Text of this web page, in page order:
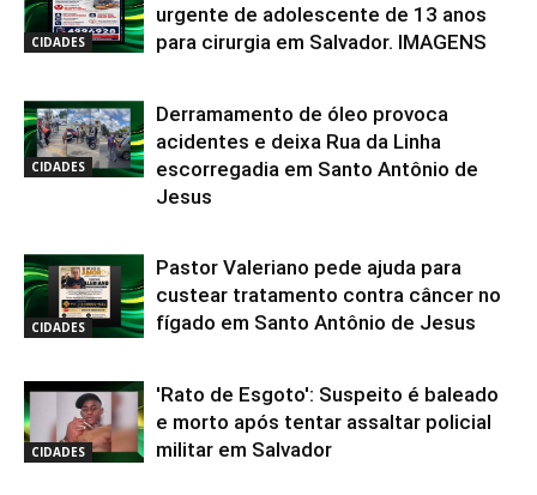
CIDADES
urgente de adolescente de 13 anos
para cirurgia em Salvador. IMAGENS
CIDADES
Derramamento de óleo provoca
acidentes e deixa Rua da Linha
escorregadia em Santo Antônio de
Jesus
CIDADES
Pastor Valeriano pede ajuda para
custear tratamento contra câncer no
fígado em Santo Antônio de Jesus
CIDADES
'Rato de Esgoto': Suspeito é baleado
e morto após tentar assaltar policial
militar em Salvador